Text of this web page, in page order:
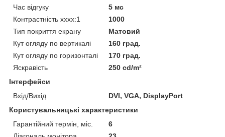
Час відгуку
5 мс
Контрастність хххх:1
1000
Тип покриття екрану
Матовий
Кут огляду по вертикалі
160 град.
Кут огляду по горизонталі
170 град.
Яскравість
250 cd/m²
Інтерфейси
Вхід/Вихід
DVI, VGA, DisplayPort
Користувальницькі характеристики
Гарантійний термін, міс.
6